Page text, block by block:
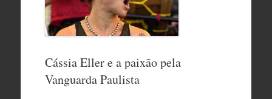
Cássia Eller e a paixão pela
Vanguarda Paulista